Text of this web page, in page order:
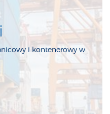
i kontenerowy w